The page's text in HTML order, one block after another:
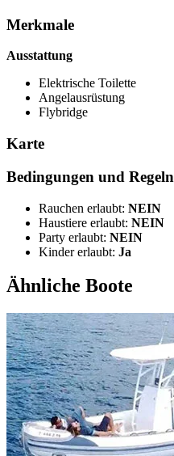
Merkmale
Ausstattung
Elektrische Toilette
Angelausrüstung
Flybridge
Karte
Bedingungen und Regeln
Rauchen erlaubt: NEIN
Haustiere erlaubt: NEIN
Party erlaubt: NEIN
Kinder erlaubt: Ja
Ähnliche Boote